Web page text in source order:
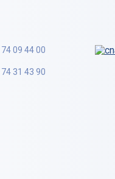
09 44 00
31 43 90